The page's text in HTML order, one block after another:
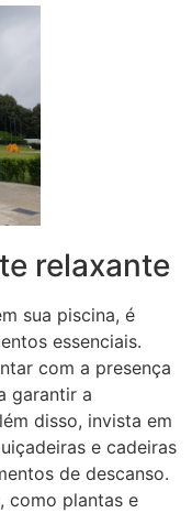
relaxante
sua piscina, é
essenciais.
com a presença
garantir a
disso, invista em
e cadeiras
de descanso.
como plantas e